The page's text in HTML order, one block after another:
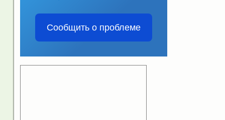
Сообщить о проблеме